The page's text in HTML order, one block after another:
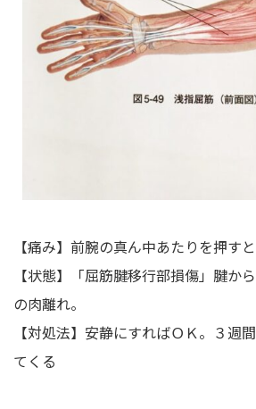
【痛み】前腕の真ん中あたりを押す
【状態】「屈筋腱移行部損傷」腱か
の肉離れ。
【対処法】安静にすればＯＫ。３週
てくる